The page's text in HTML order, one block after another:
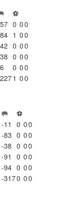
⚽
0 00
1 00
0 00
0 00
0 00
1 00
🥅
⚽
-11 0 00
-83 0 00
-38 0 00
-91 0 00
-94 0 00
-3170 00